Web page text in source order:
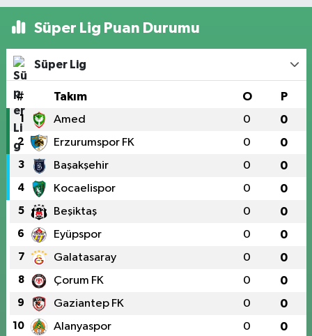
Süper Lig Puan Durumu
Süper Lig
# Takım O P
1 Amed 0 0
2 Erzurumspor FK 0 0
3 Başakşehir 0 0
4 Kocaelispor 0 0
5 Beşiktaş 0 0
6 Eyüpspor 0 0
7 Galatasaray 0 0
8 Çorum FK 0 0
9 Gaziantep FK 0 0
10 Alanyaspor 0 0